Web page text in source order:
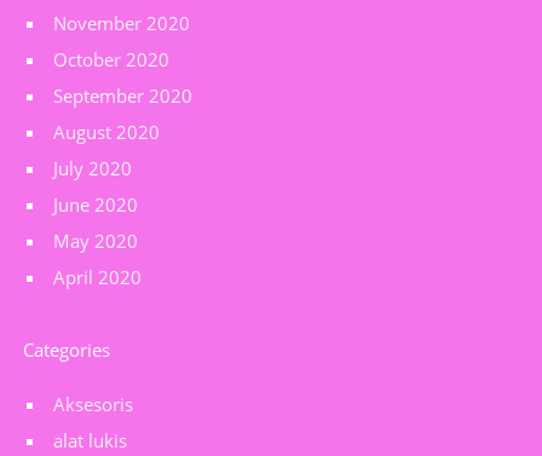
November 2020
October 2020
September 2020
August 2020
July 2020
June 2020
May 2020
April 2020
Categories
Aksesoris
alat lukis